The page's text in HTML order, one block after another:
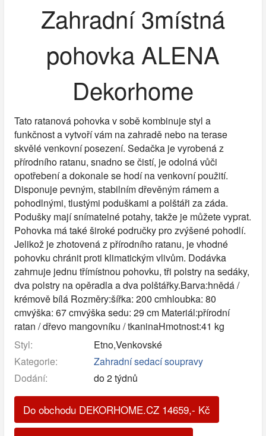
Zahradní 3místná
pohovka ALENA
Dekorhome
Tato ratanová pohovka v sobě kombinuje styl a
funkčnost a vytvoří vám na zahradě nebo na terase
skvělé venkovní posezení. Sedačka je vyrobená z
přírodního ratanu, snadno se čistí, je odolná vůči
opotřebení a dokonale se hodí na venkovní použití.
Disponuje pevným, stabilním dřevěným rámem a
pohodlnými, tlustými poduškami a polštáři za záda.
Podušky mají snímatelné potahy, takže je můžete vyprat.
Pohovka má také široké područky pro zvýšené pohodlí.
Jelikož je zhotovená z přírodního ratanu, je vhodné
pohovku chránit proti klimatickým vlivům. Dodávka
zahrnuje jednu třímístnou pohovku, tři polstry na sedáky,
dva polstry na opěradla a dva polštářky.Barva:hnědá /
krémově bílá Rozměry:šířka: 200 cmhloubka: 80
cmvýška: 67 cmvýška sedu: 29 cm Materiál:přírodní
ratan / dřevo mangovníku / tkaninaHmotnost:41 kg
Styl:
Etno,Venkovské
Kategorie:
Zahradní sedací soupravy
Dodání:
do 2 týdnů
Do obchodu DEKORHOME.CZ 14659,- Kč